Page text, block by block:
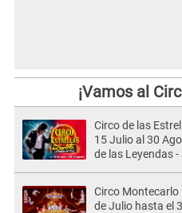
¡Vamos al
Circo de las
15 Julio al 30
de las Leyendas -
Circo Montecarlo
de Julio hasta el